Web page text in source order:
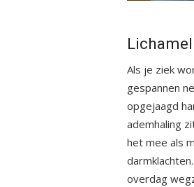
Als je ziek
gespannen
opgejaagd
ademhaling
het mee als
overdag